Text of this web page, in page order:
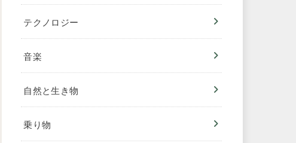
テクノロジー
音楽
自然と生き物
乗り物